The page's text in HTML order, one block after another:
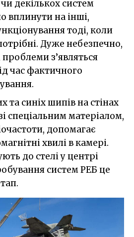
чи декількох систем
вплинути на інші,
тоді, коли
Дуже небезпечно,
з’являться
час фактичного
та синіх шипів на стінах
спеціальним матеріалом,
допомагає
хвилі в камері.
до стелі у центрі
систем РЕБ це